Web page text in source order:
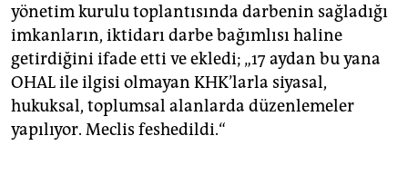
yönetim kurulu toplantısında darbenin sağladığı
imkanların, iktidarı darbe bağımlısı haline
getirdiğini ifade etti ve ekledi; „17 aydan bu yana
OHAL ile ilgisi olmayan KHK’larla siyasal,
hukuksal, toplumsal alanlarda düzenlemeler
yapılıyor. Meclis feshedildi.“